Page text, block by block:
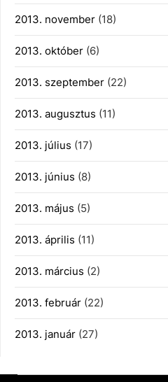
2013. november (18)
2013. október (6)
2013. szeptember (22)
2013. augusztus (11)
2013. július (17)
2013. június (8)
2013. május (5)
2013. április (11)
2013. március (2)
2013. február (22)
2013. január (27)